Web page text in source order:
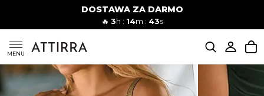
DOSTAWA ZA DARMO
🔥3h : 14m : 41s
MENU
Mężczyźni
SUKIENKI